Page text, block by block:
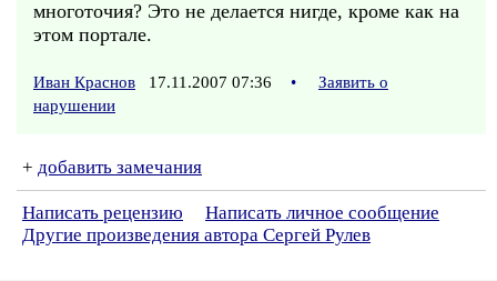
многоточия? Это не делается нигде, кроме как на
этом портале.
Иван Краснов 17.11.2007 07:36 •
Заявить о
нарушении
+ добавить замечания
Написать рецензию
Написать личное сообщение
Другие произведения автора Сергей Рулев